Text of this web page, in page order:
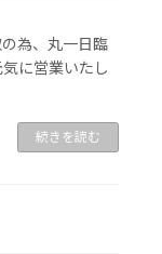
為、丸一日臨
に営業いたし
続きを読む